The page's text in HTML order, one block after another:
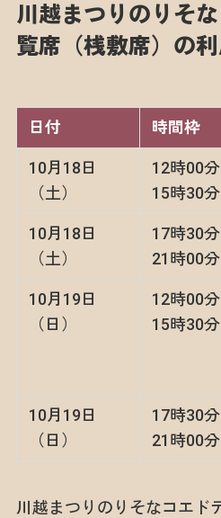
川越まつりのりそ
覧席（桟敷席）の
日付 時間枠
10月18日
（土）
12時00
15時30分
10月18日
（土）
17時30
21時00分
10月19日
（日）
12時00
15時30分
10月19日
（日）
17時30
21時00分
川越まつりのりそなコエド